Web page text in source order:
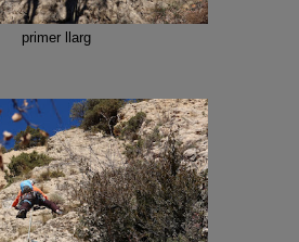
primer llarg